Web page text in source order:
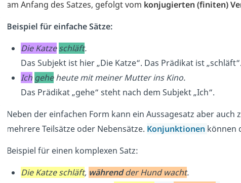
am Anfang des Satzes, gefolgt vom konjugierten (finiten)
Beispiel für einfache Sätze:
Die Katze schläft.
Das Subjekt ist hier „Die Katze“. Das Prädikat ist „schläft“.
Ich geheheute mit meiner Mutter ins Kino.
Das Prädikat „gehe“ steht nach dem Subjekt „Ich“.
Neben der einfachen Form kann ein Aussagesatz aber auch
mehrere Teilsätze oder Nebensätze. Konjunktionen können
Beispiel für einen komplexen Satz:
Die Katze schläft, währendder Hund wacht.